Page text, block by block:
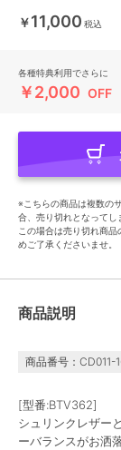
￥11,000 税込
各種特典利用でさらに
￥2,000 OFF
※こちらの商品は複数の
合、売り切れとなってし
この場合は売り切れ商
めご了承くださいませ。
商品説明
商品番号：CD011-
[型番:BTV362]
シュリンクレザー
ーバランスがお洒